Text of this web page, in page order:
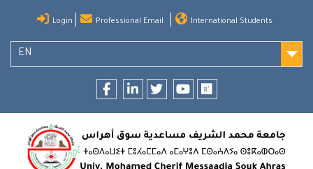
content
Login Professional Email International Students
EN